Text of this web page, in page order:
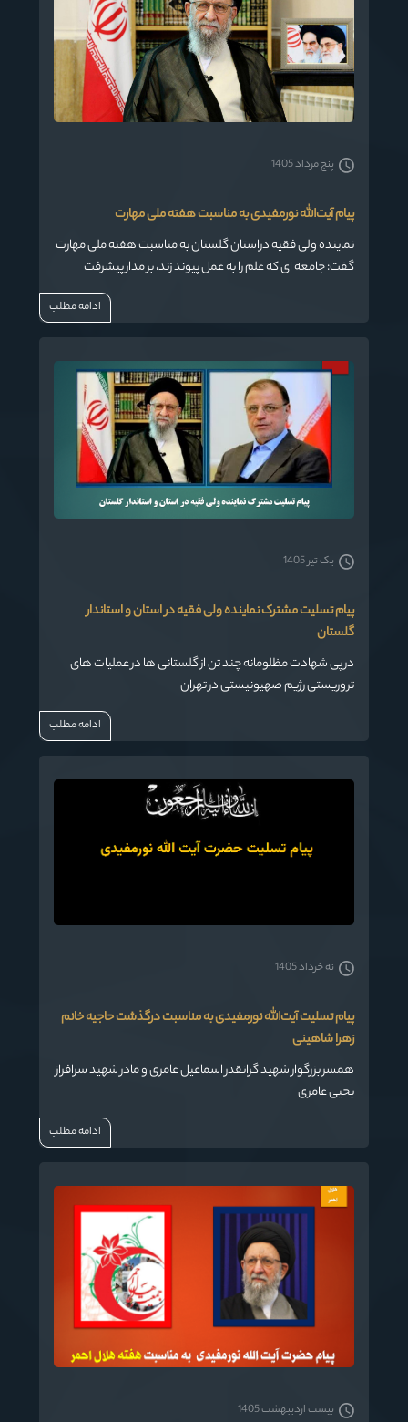
پیام آیت‌الله نورمفیدی به مناسبت هفته ملی مهارت
نماینده ولی فقیه دراستان گلستان به مناسبت هفته ملی مهارت
گفت: جامعه ای که علم را به عمل پیوند زند، بر مدار پیشرفت
پنج مرداد 1405
ادامه مطلب
پیام تسلیت مشترک نماینده ولی فقیه در استان و استاندار
گلستان
در پی شهادت مظلومانه چند تن از گلستانی ها در عملیات های
تروریستی رژیم صهیونیستی در تهران
یک تیر 1405
ادامه مطلب
پیام تسلیت آیت‌الله نورمفیدی به مناسبت درگذشت حاجیه خانم
زهرا شاهینی
همسر بزرگوار شهید گرانقدر اسماعیل عامری و مادر شهید سرافراز
یحیی عامری
نه خرداد 1405
ادامه مطلب
بیست اردیبهشت 1405